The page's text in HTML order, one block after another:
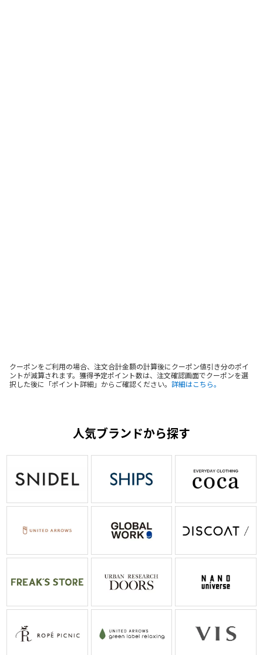
クーポンをご利用の場合、注文合計金額の計算後にクーポン値引き分のポイ
ントが減算されます。獲得予定ポイント数は、注文確認画面でクーポンを選
択した後に「ポイント詳細」からご確認ください。 詳細はこちら。
人気ブランドから探す